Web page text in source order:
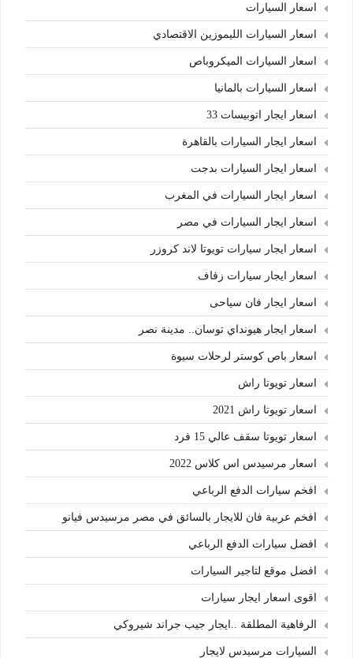
اسعار السيارات
اسعار السيارات الليموزين الاقتصادي
اسعار السيارات الميكروباص
اسعار السيارات بالمانيا
اسعار ايجار اتوبيسات 33
اسعار ايجار السيارات بالقاهرة
اسعار ايجار السيارات بدجت
اسعار ايجار السيارات في المغرب
اسعار ايجار السيارات في مصر
اسعار ايجار سيارات تويوتا لاند كروزر
اسعار ايجار سيارات زفاف
اسعار ايجار فان سياحى
اسعار ايجار هيونداي توسان.. مدينة نصر
اسعار باص كوستر لرحلات سيوة
اسعار تويوتا راش
اسعار تويوتا راش 2021
اسعار تويوتا سقف عالي 15 فرد
اسعار مرسيدس اس كلاس 2022
افخم سيارات الدفع الرباعي
افخم عربية فان للايجار بالسائق في مصر مرسيدس فيانو
افضل سيارات الدفع الرباعي
افضل موقع لتاجير السيارات
اقوى اسعار ايجار سيارات
الرفاهية المطلقة ..ايجار جيب جراند شيروكي
السيارات مرسيدس لايجار